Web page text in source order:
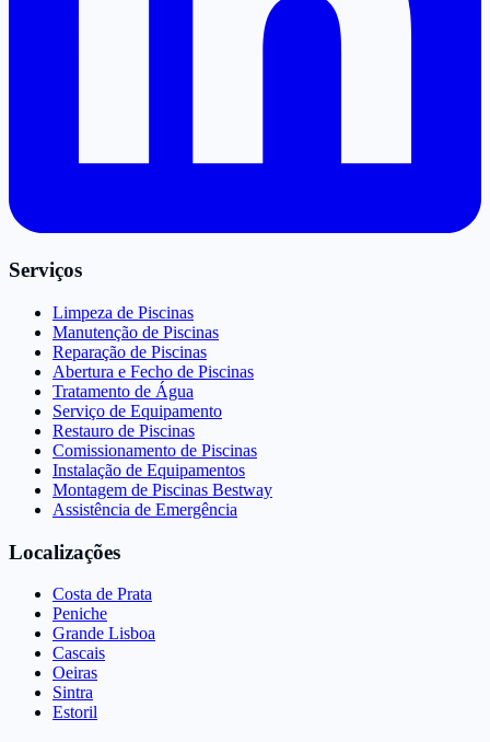
Serviços
Limpeza de Piscinas
Manutenção de Piscinas
Reparação de Piscinas
Abertura e Fecho de Piscinas
Tratamento de Água
Serviço de Equipamento
Restauro de Piscinas
Comissionamento de Piscinas
Instalação de Equipamentos
Montagem de Piscinas Bestway
Assistência de Emergência
Localizações
Costa de Prata
Peniche
Grande Lisboa
Cascais
Oeiras
Sintra
Estoril